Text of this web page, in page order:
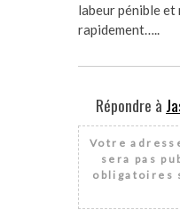
labeur pénible et
rapidement…..
Répondre à
Votre
sera pas
obligatoires